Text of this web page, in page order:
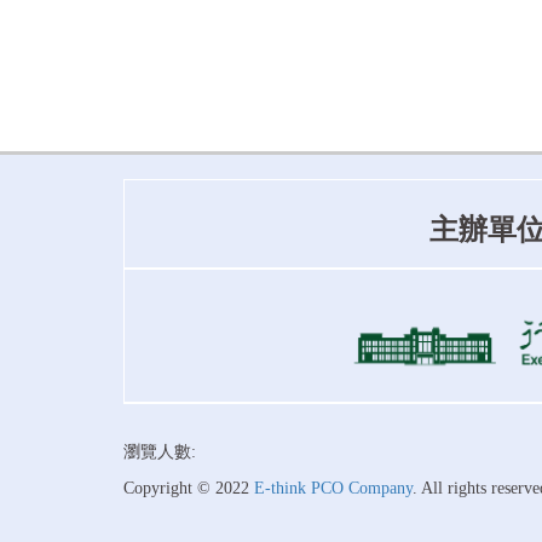
主辦單
瀏覽人數:
Copyright © 2022 E-think PCO Company. All rights